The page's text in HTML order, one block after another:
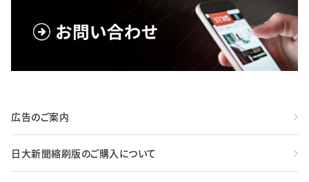
広告のご案内
日大新聞縮刷版のご購入について